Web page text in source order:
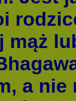
mąż
a nie